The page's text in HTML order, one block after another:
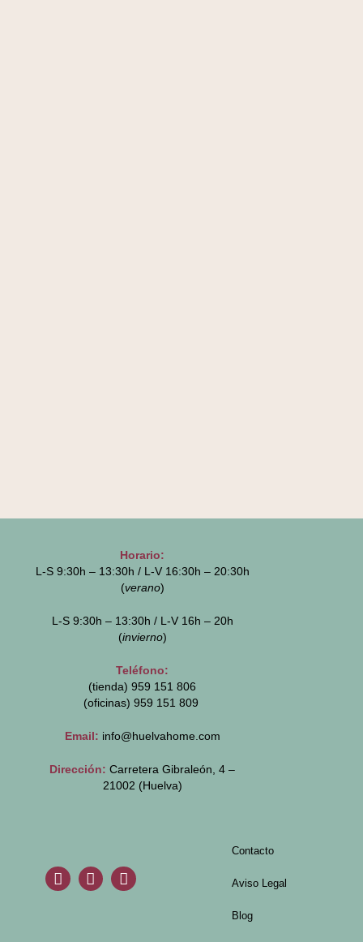
Horario:
L-S 9:30h – 13:30h / L-V 16:30h – 20:30h
(verano)
L-S 9:30h – 13:30h / L-V 16h – 20h
(invierno)
Teléfono:
(tienda) 959 151 806
(oficinas) 959 151 809
Email: info@huelvahome.com
Dirección: Carretera Gibraleón, 4 –
21002 (Huelva)
Contacto
Aviso Legal
Blog